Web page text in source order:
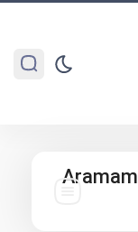
متن و ترجمه آهنگ Aramam